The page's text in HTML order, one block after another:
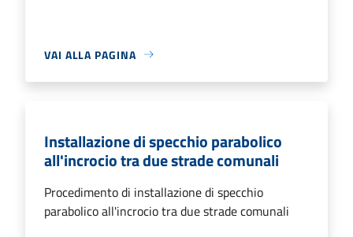
VAI ALLA PAGINA
Installazione di specchio parabolico
all'incrocio tra due strade comunali
Procedimento di installazione di specchio
parabolico all'incrocio tra due strade comunali